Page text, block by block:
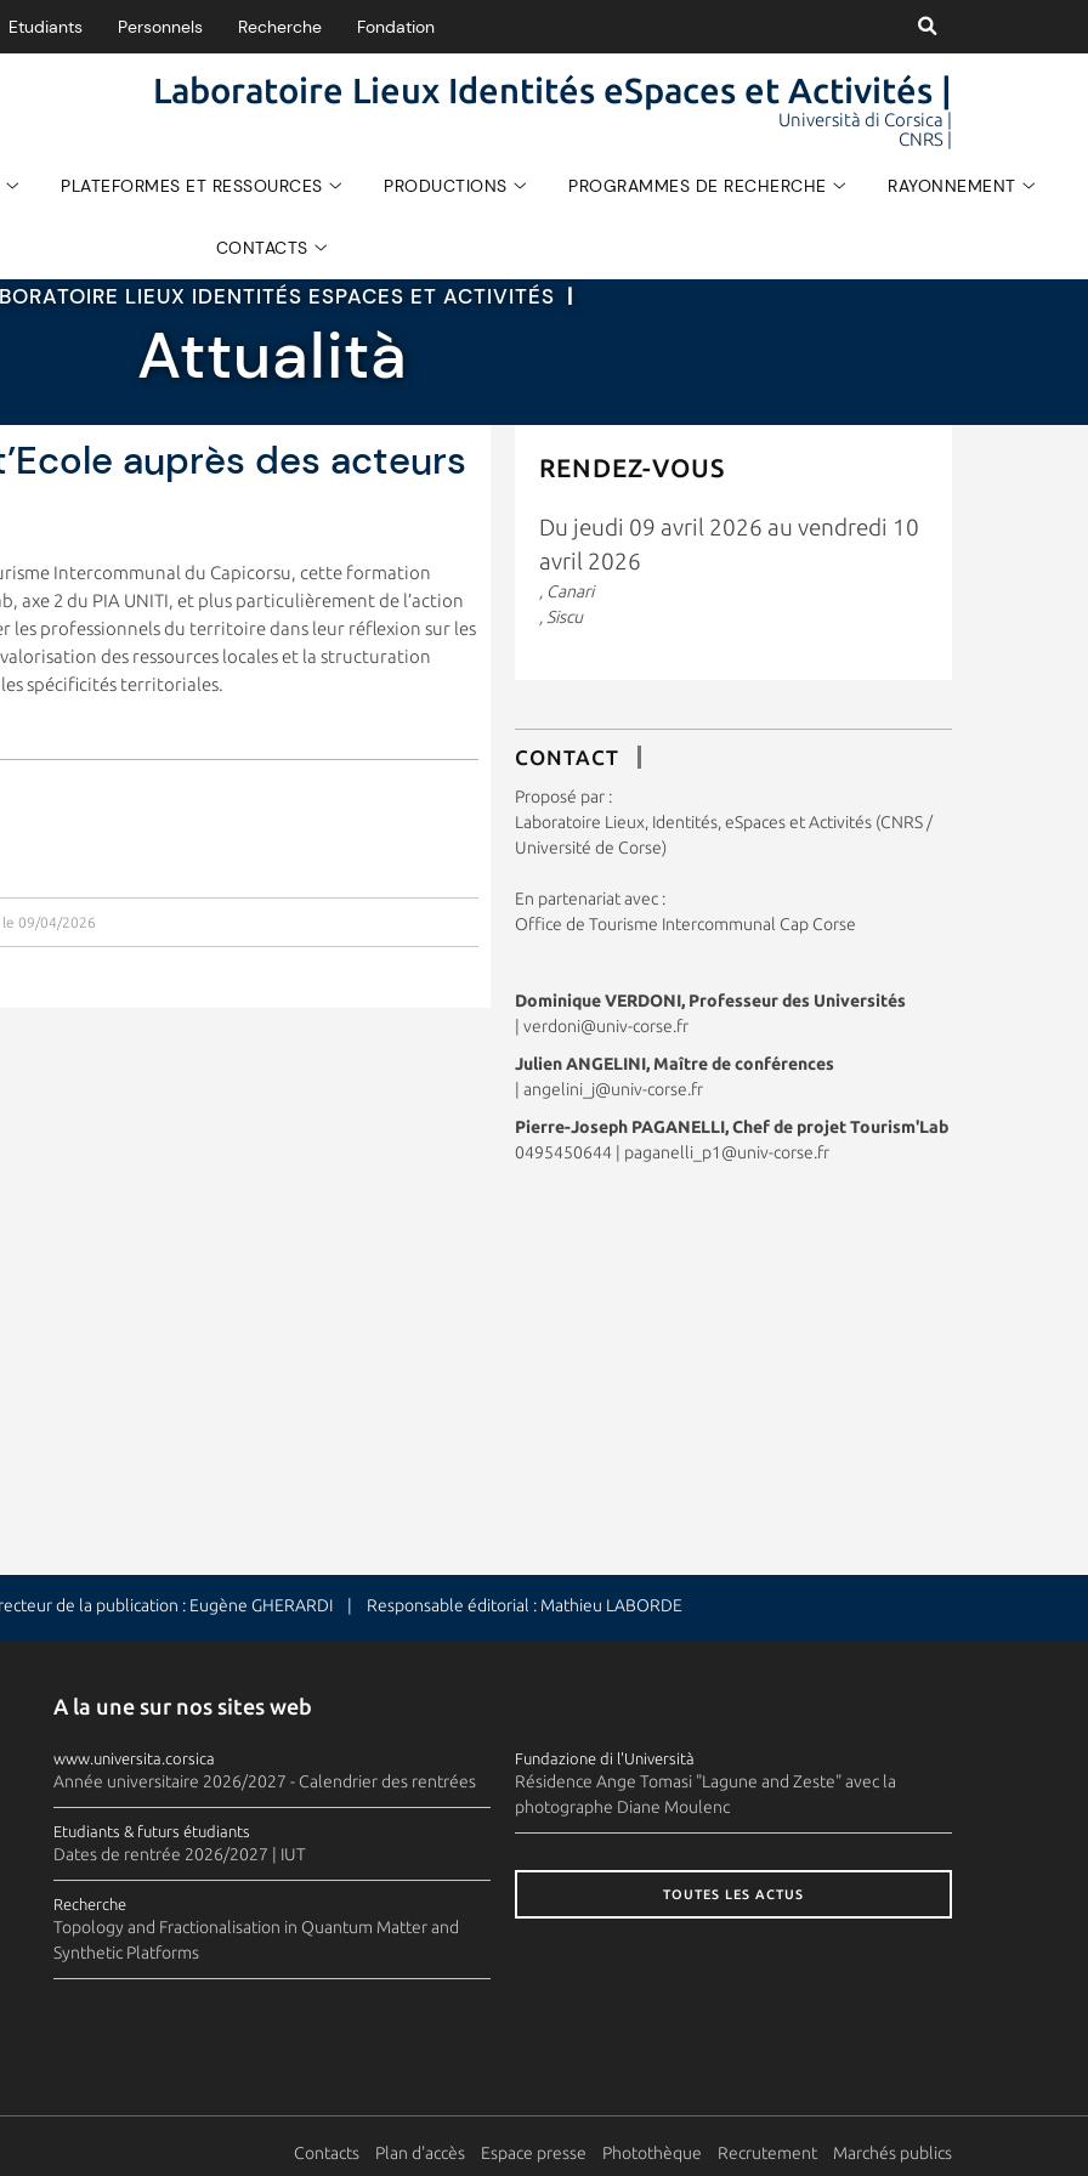
Etudiants Personnels Recherche Fondation
Laboratoire Lieux Identités eSpaces et Activités |
Università di Corsica |
CNRS |
PLATEFORMES ET RESSOURCES PRODUCTIONS PROGRAMMES DE RECHERCHE RAYONNEMENT
CONTACTS
LIEUX IDENTITÉS ESPACES ET ACTIVITÉS |
Attualità
auprès des acteurs
Intercommunal du Capicorsu, cette formation
axe 2 du PIA UNITI, et plus particulièrement de l’action
les professionnels du territoire dans leur réflexion sur les
des ressources locales et la structuration
spécificités territoriales.
le 09/04/2026
RENDEZ-VOUS
Du jeudi 09 avril 2026 au vendredi 10
avril 2026
, Canari
, Siscu
CONTACT
Proposé par :
Laboratoire Lieux, Identités, eSpaces et Activités (CNRS /
Université de Corse)
En partenariat avec :
Office de Tourisme Intercommunal Cap Corse
Dominique VERDONI, Professeur des Universités
verdoni@univ-corse.fr
Julien ANGELINI, Maître de conférences
angelini_j@univ-corse.fr
Pierre-Joseph PAGANELLI, Chef de projet Tourism'Lab
0495450644
paganelli_p1@univ-corse.fr
de la publication : Eugène GHERARDI | Responsable éditorial : Mathieu LABORDE
A la une sur nos sites web
www.universita.corsica
Année universitaire 2026/2027 - Calendrier des rentrées
Etudiants & futurs étudiants
Dates de rentrée 2026/2027 | IUT
Recherche
Topology and Fractionalisation in Quantum Matter and
Synthetic Platforms
Fundazione di l'Università
Résidence Ange Tomasi "Lagune and Zeste" avec la
photographe Diane Moulenc
TOUTES LES ACTUS
Contacts Plan d'accès Espace presse Photothèque Recrutement Marchés publics